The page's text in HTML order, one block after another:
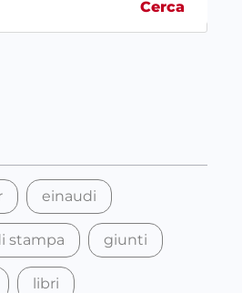
Cerca
einaudi
stampa giunti
libri